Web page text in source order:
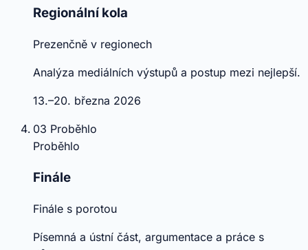
Regionální kola
Prezenčně v regionech
Analýza mediálních výstupů a postup mezi nejlepší.
13.–20. března 2026
03 Proběhlo
Proběhlo
Finále
Finále s porotou
Písemná a ústní část, argumentace a práce s